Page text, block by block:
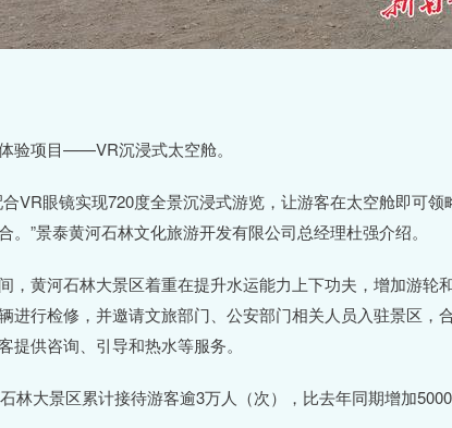
验项目——VR沉浸式太空舱。
VR眼镜实现720度全景沉浸式游览，让游客在太空舱即可
”景泰黄河石林文化旅游开发有限公司总经理杜强介绍。
，黄河石林大景区着重在提升水运能力上下功夫，增加游轮
进行检修，并邀请文旅部门、公安部门相关人员入驻景区，
供咨询、引导和热水等服务。
林大景区累计接待游客逾3万人（次），比去年同期增加5000